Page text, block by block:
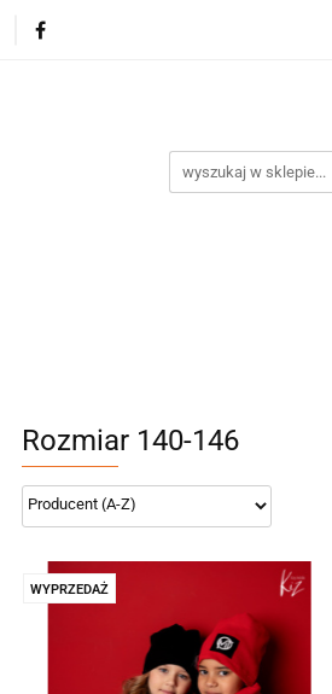
Rozmiar 140-146
WYPRZEDAŻ